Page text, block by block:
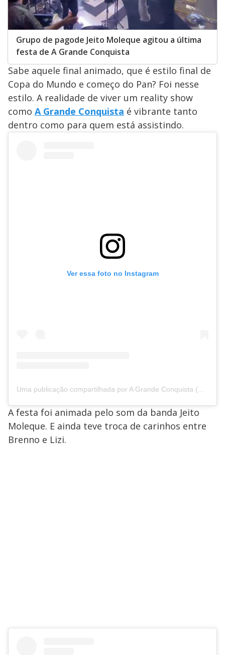
Grupo de pagode Jeito Moleque agitou a última
festa de A Grande Conquista
Sabe aquele final animado, que é estilo final de
Copa do Mundo e começo do Pan? Foi nesse
estilo. A realidade de viver um reality show
como A Grande Conquista é vibrante tanto
dentro como para quem está assistindo.
Ver essa foto no Instagram
A festa foi animada pelo som da banda Jeito
Moleque. E ainda teve troca de carinhos entre
Brenno e Lizi.